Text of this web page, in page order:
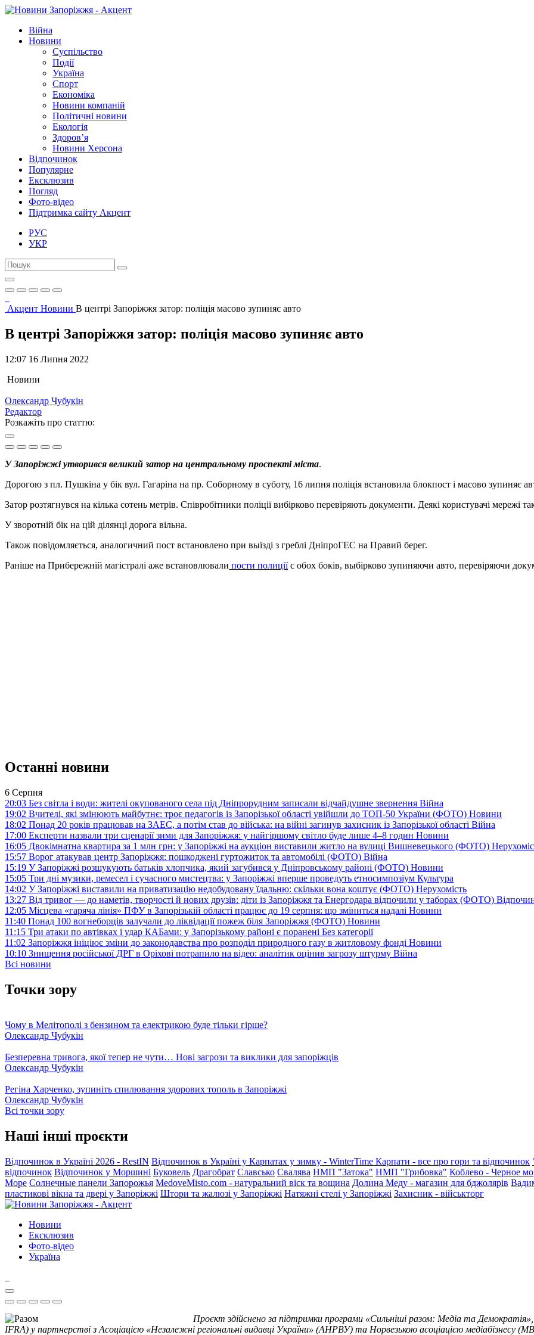
Війна
Новини
Суспільство
Події
Україна
Спорт
Економіка
Новини компаній
Політичні новини
Екологія
Здоров’я
Новини Херсона
Відпочинок
Популярне
Ексклюзив
Погляд
Фото-відео
Підтримка сайту Акцент
РУС
УКР
Акцент Новини В центрі Запоріжжя затор: поліція масово зупиняє авто
В центрі Запоріжжя затор: поліція масово зупиняє авто
12:07 16 Липня 2022
Новини
Олександр Чубукін
Редактор
Розкажіть про статтю:
У Запоріжжі утворився великий затор на центральному проспекті міста.
Дорогою з пл. Пушкіна у бік вул. Гагаріна на пр. Соборному в суботу, 16 липня поліція встановила блокпост і масово зупиняє
Затор розтягнувся на кілька сотень метрів. Співробітники поліції вибірково перевіряють документи. Деякі користувачі мережі
У зворотній бік на цій ділянці дорога вільна.
Також повідомляється, аналогичний пост встановлено при выїзді з греблі ДніпроГЕС на Правий берег.
Раніше на Прибережній магістралі аже встановлювали пости полиціїс обох боків, выбірково зупиняючи авто, перевіряючи
Останні новини
6 Серпня
20:03 Без світла і води: жителі окупованого села під Дніпрорудним записали відчайдушне звернення Війна
19:02 Вчителі, які змінюють майбутнє: троє педагогів із Запорізької області увійшли до ТОП-50 України (ФОТО) Новини
18:02 Понад 20 років працював на ЗАЕС, а потім став до війська: на війні загинув захисник із Запорізької області Війна
17:00 Експерти назвали три сценарії зими для Запоріжжя: у найгіршому світло буде лише 4–8 годин Новини
16:05 Двокімнатна квартира за 1 млн грн: у Запоріжжі на аукціон виставили житло на вулиці Вишневецького (ФОТО)
15:57 Ворог атакував центр Запоріжжя: пошкоджені гуртожиток та автомобілі (ФОТО) Війна
15:19 У Запоріжжі розшукують батьків хлопчика, який загубився у Дніпровському районі (ФОТО) Новини
15:05 Три дні музики, ремесел і сучасного мистецтва: у Запоріжжі вперше проведуть етносимпозіум Культура
14:02 У Запоріжжі виставили на приватизацію недобудовану їдальню: скільки вона коштує (ФОТО) Нерухомість
13:27 Від тривог — до наметів, творчості й нових друзів: діти із Запоріжжя та Енергодара відпочили у таборах (ФОТО)
12:05 Місцева «гаряча лінія» ПФУ в Запорізькій області працює до 19 серпня: що зміниться надалі Новини
11:40 Понад 100 вогнеборців залучали до ліквідації пожеж біля Запоріжжя (ФОТО) Новини
11:15 Три атаки по автівках і удар КАБами: у Запорізькому районі є поранені Без категорії
11:02 Запоріжжя ініціює зміни до законодавства про розподіл природного газу в житловому фонді Новини
10:10 Знищення російської ДРГ в Оріхові потрапило на відео: аналітик оцінив загрозу штурму Війна
Всі новини
Точки зору
Чому в Мелітополі з бензином та електрикою буде тільки гірше?
Олександр Чубукін
Безперевна тривога, якої тепер не чути… Нові загрози та виклики для запоріжців
Олександр Чубукін
Регіна Харченко, зупиніть спилювання здорових тополь в Запоріжжі
Олександр Чубукін
Всі точки зору
Наші інші проєкти
Відпочинок в Україні 2026 - RestIN Відпочинок в Україні у Карпатах у зимку - WinterTime Карпати - все про гори та відпочинок
відпочинок Відпочинок у Моршині Буковель Драгобрат Славсько Свалява НМП "Затока" НМП "Грибовка" Коблево - Черное
Море Солнечные панели Запорожья MedoveMisto.com - натуральний віск та вощина Долина Меду - магазин для бджолярів
пластикові вікна та двері у Запоріжжі Штори та жалюзі у Запоріжжі Натяжні стелі у Запоріжжі Захисник - військторг
Новини
Ексклюзив
Фото-відео
Україна
Проєкт здійснено за підтримки програми «Сильніші разом: Медіа та
IFRA) у партнерстві з Асоціацією «Незалежні регіональні видавці України» (АНРВУ) та Норвезькою асоціацією медіабізнесу